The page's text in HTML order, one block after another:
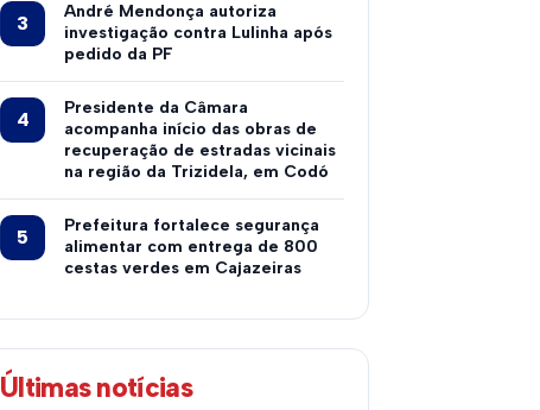
André Mendonça autoriza
investigação contra Lulinha após
pedido da PF
Presidente da Câmara
acompanha início das obras de
recuperação de estradas vicinais
na região da Trizidela, em Codó
Prefeitura fortalece segurança
alimentar com entrega de 800
cestas verdes em Cajazeiras
Últimas notícias